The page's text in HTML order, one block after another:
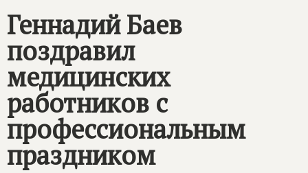
Контакты
Геннадий Баев
поздравил
медицинских
работников с
профессиональным
праздником